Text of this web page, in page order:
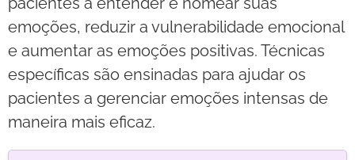
emoções, reduzir a vulnerabilidade emocional
e aumentar as emoções positivas. Técnicas
específicas são ensinadas para ajudar os
pacientes a gerenciar emoções intensas de
maneira mais eficaz.